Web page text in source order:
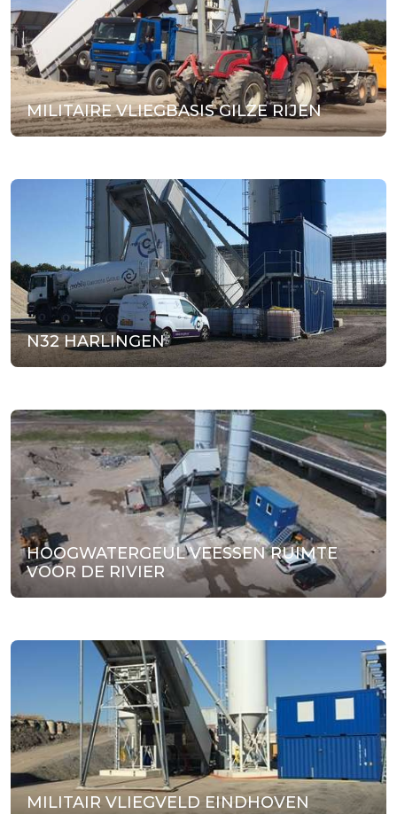
MILITAIRE VLIEGBASIS GILZE RIJEN
N32 HARLINGEN
HOOGWATERGEUL VEESSEN RUIMTE
VOOR DE RIVIER
MILITAIR VLIEGVELD EINDHOVEN